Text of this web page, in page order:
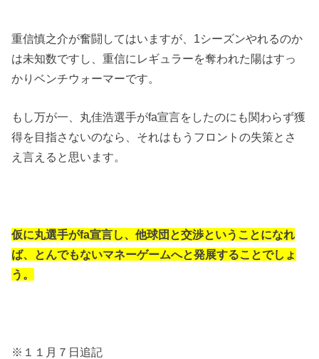
重信慎之介が奮闘してはいますが、1シーズンやれるのか
は未知数ですし、重信にレギュラーを奪われた陽はすっ
かりベンチウォーマーです。
もし万が一、丸佳浩選手がfa宣言をしたのにも関わらず獲
得を目指さないのなら、それはもうフロントの失策とさ
え言えると思います。
仮に丸選手がfa宣言し、他球団と交渉ということになれ
ば、とんでもないマネーゲームへと発展することでしょ
う。
※１１月７日追記